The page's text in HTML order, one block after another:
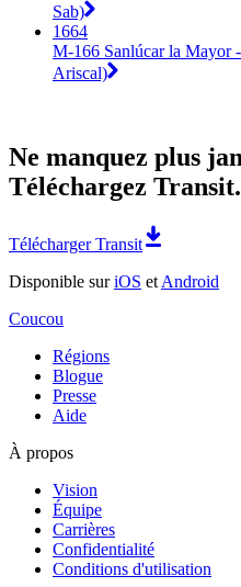
Sab)
1664
M-166 Sanlúcar la Mayor
Ariscal)
Ne manquez plus
Téléchargez Transit.
Télécharger Transit
Disponible suriOS et Android
Coucou
Régions
Blogue
Presse
Aide
À propos
Vision
Équipe
Carrières
Confidentialité
Conditions d'utilisation